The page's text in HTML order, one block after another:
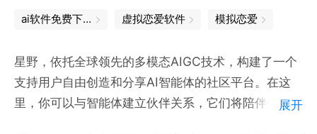
ai软件免费下载 虚拟恋爱软件 模拟恋爱
星野，依托全球领先的多模态AIGC技术，构建了一个
支持用户自由创造和分享AI智能体的社区平台。在这
里，你可以与智能体建立伙伴关系，它们将陪伴你度过
展开